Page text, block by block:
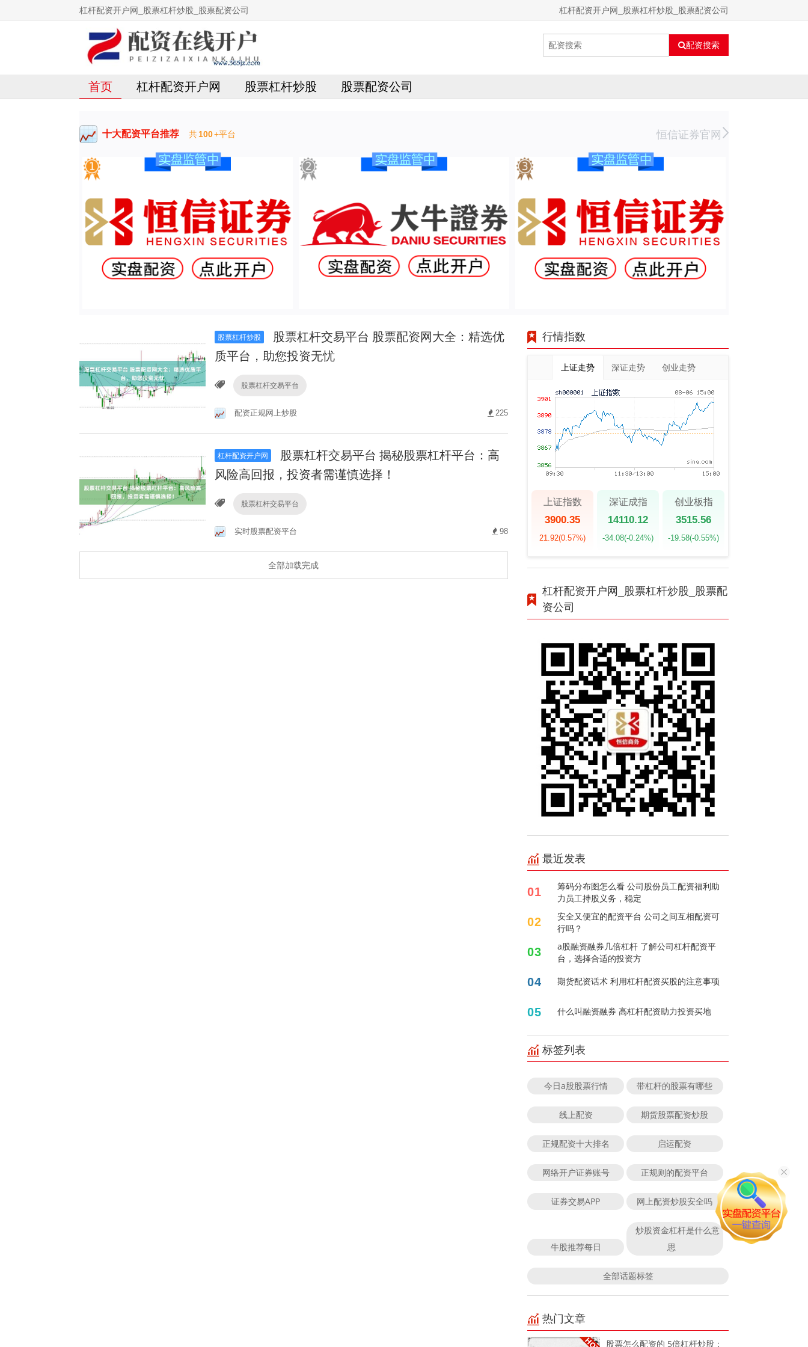
杠杆配资开户网_股票杠杆炒股_股票配资公司 杠杆配资开户网_股票杠杆炒股_股票配资公司
配资搜索
首页 杠杆配资开户网 股票杠杆炒股 股票配资公司
十大配资平台推荐 共100+平台 恒信证券官网
股票杠杆炒股
股票杠杆交易平台 股票配资网大全：精选优
质平台，助您投资无忧
股票杠杆交易平台
配资正规网上炒股 225
杠杆配资开户网
股票杠杆交易平台 揭秘股票杠杆平台：高
风险高回报，投资者需谨慎选择！
股票杠杆交易平台
实时股票配资平台 98
全部加载完成
行情指数
上证走势 深证走势 创业走势
上证指数
3900.35
21.92(0.57%)
深证成指
14110.12
-34.08(-0.24%)
创业板指
3515.56
-19.58(-0.55%)
杠杆配资开户网_股票杠杆炒股_股票配
资公司
最近发表
01
筹码分布图怎么看 公司股份员工配资福利助
力员工持股义务，稳定
02
安全又便宜的配资平台 公司之间互相配资可
行吗？
03
a股融资融券几倍杠杆 了解公司杠杆配资平
台，选择合适的投资方
04 期货配资话术 利用杠杆配资买股的注意事项
05 什么叫融资融券 高杠杆配资助力投资买地
标签列表
今日a股股票行情 带杠杆的股票有哪些
线上配资 期货股票配资炒股
正规配资十大排名 启运配资
网络开户证券账号 正规则的配资平台
证券交易APP 网上配资炒股安全吗
牛股推荐每日
炒股资金杠杆是什么意
思
全部话题标签
热门文章
股票怎么配资的 5倍杠杆炒股：